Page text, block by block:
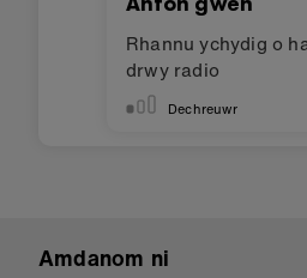
Rhannu ychydig o
drwy radio
Dechreuwr
Amdanom ni